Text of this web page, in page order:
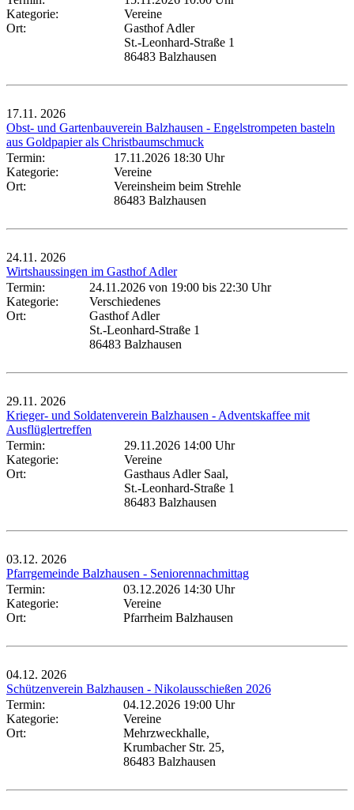
Kategorie:
Vereine
Ort:
Gasthof Adler
St.-Leonhard-Straße 1
86483 Balzhausen
17.11. 2026
Obst- und Gartenbauverein Balzhausen - Engelstrompeten basteln
aus Goldpapier als Christbaumschmuck
Termin:
17.11.2026 18:30 Uhr
Kategorie:
Vereine
Ort:
Vereinsheim beim Strehle
86483 Balzhausen
24.11. 2026
Wirtshaussingen im Gasthof Adler
Termin:
24.11.2026 von 19:00 bis 22:30 Uhr
Kategorie:
Verschiedenes
Ort:
Gasthof Adler
St.-Leonhard-Straße 1
86483 Balzhausen
29.11. 2026
Krieger- und Soldatenverein Balzhausen - Adventskaffee mit
Ausflüglertreffen
Termin:
29.11.2026 14:00 Uhr
Kategorie:
Vereine
Ort:
Gasthaus Adler Saal,
St.-Leonhard-Straße 1
86483 Balzhausen
03.12. 2026
Pfarrgemeinde Balzhausen - Seniorennachmittag
Termin:
03.12.2026 14:30 Uhr
Kategorie:
Vereine
Ort:
Pfarrheim Balzhausen
04.12. 2026
Schützenverein Balzhausen - Nikolausschießen 2026
Termin:
04.12.2026 19:00 Uhr
Kategorie:
Vereine
Ort:
Mehrzweckhalle,
Krumbacher Str. 25,
86483 Balzhausen